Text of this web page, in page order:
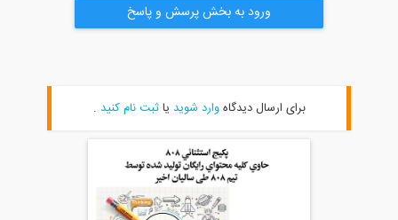
ورود به بخش پرسش و پاسخ
برای ارسال دیدگاهوارد شویدیاثبت نام کنید.